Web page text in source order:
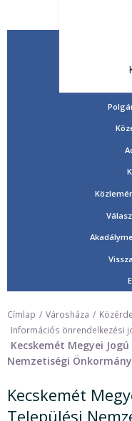
Címlap Városháza
Információs önrendelkezési
Kecskemét Megyei
Nemzetiségi
Kecskemét
Települési